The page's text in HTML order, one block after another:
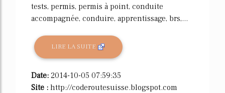
tests, permis, permis à point, conduite
accompagnée, conduire, apprentissage, brs,...
LIRE LA SUITE
Date: 2014-10-05 07:59:35
Site : http://coderoutesuisse.blogspot.com